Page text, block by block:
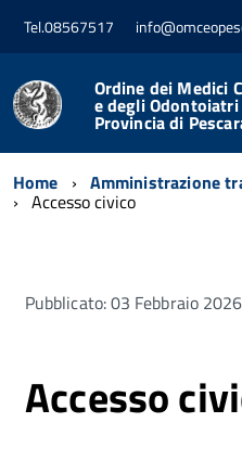
Tel.08567517
Ordine dei Medici
e degli
Provincia di
Home Amministrazione
Accesso civico
Pubblicato: 03 Febbraio 2026
Accesso